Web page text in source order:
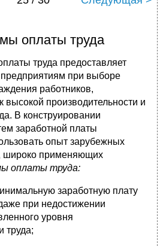
оплаты труда
труда предоставляет
предприятиям при выборе
работников,
высокой производительности и
В конструировании
заработной платы
опыт зарубежных
широко применяющих
оплаты труда:
заработную плату
при недостижении
уровня
труда;